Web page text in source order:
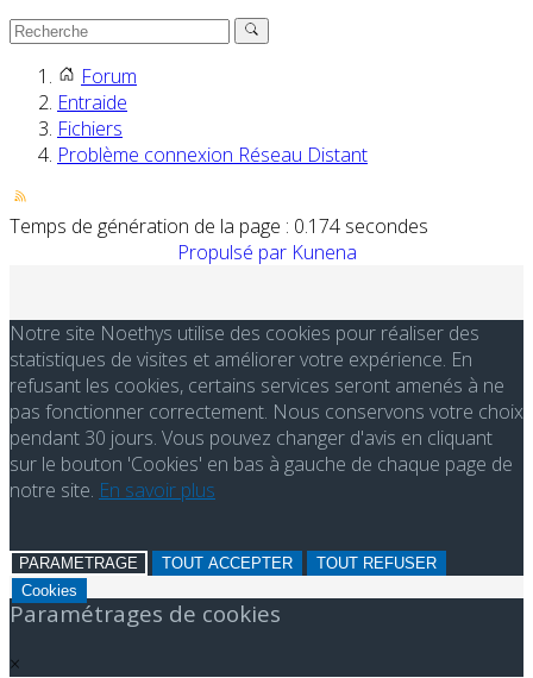
Forum
Entraide
Fichiers
Problème connexion Réseau Distant
Temps de génération de la page : 0.174 secondes
Propulsé par Kunena
Notre site Noethys utilise des cookies pour réaliser des
statistiques de visites et améliorer votre expérience. En
refusant les cookies, certains services seront amenés à ne
pas fonctionner correctement. Nous conservons votre choix
pendant 30 jours. Vous pouvez changer d'avis en cliquant
sur le bouton 'Cookies' en bas à gauche de chaque page de
notre site. En savoir plus
PARAMETRAGE TOUT ACCEPTER
TOUT REFUSER
Cookies
Paramétrages de cookies
×